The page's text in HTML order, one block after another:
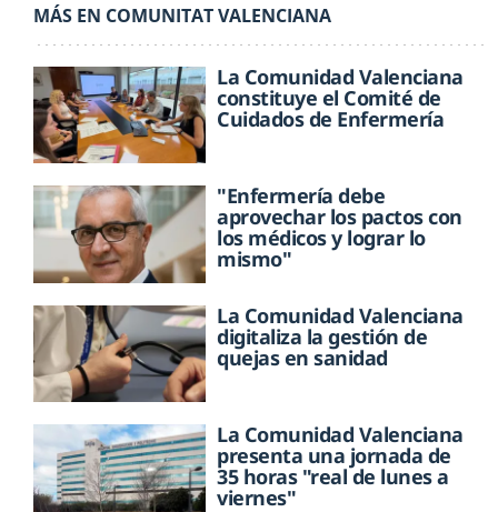
MÁS EN COMUNITAT VALENCIANA
La Comunidad Valenciana
constituye el Comité de
Cuidados de Enfermería
"Enfermería debe
aprovechar los pactos con
los médicos y lograr lo
mismo"
La Comunidad Valenciana
digitaliza la gestión de
quejas en sanidad
La Comunidad Valenciana
presenta una jornada de
35 horas "real de lunes a
viernes"